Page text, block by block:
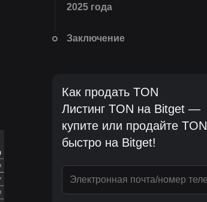
2025 года
Заключение
Как продать TON
Листинг TON на Bitget —
купите или продайте TON
быстро на Bitget!